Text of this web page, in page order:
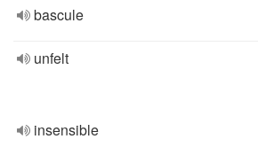
bascule
unfelt
insensible